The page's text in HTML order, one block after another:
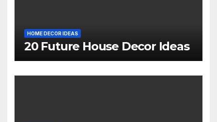
HOME DECOR IDEAS
20 Future House Decor Ideas